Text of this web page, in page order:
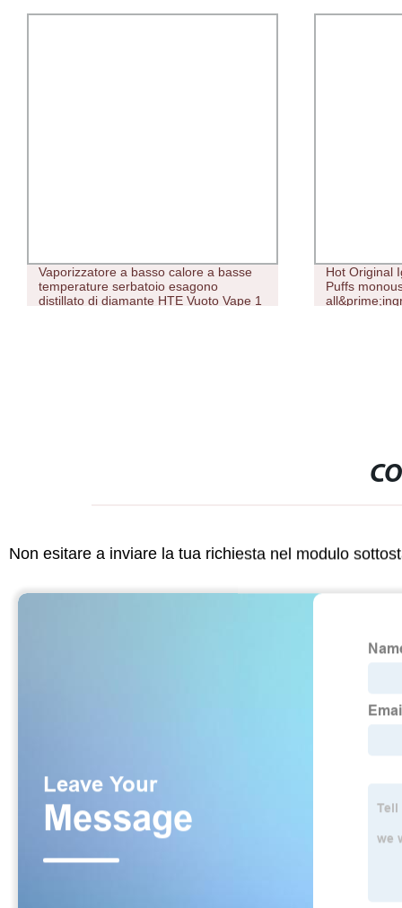
Vaporizzatore a basso calore a basse
temperature serbatoio esagono
distillato di diamante HTE Vuoto Vape 1
Hot Original
Puffs
Non esitare a inviare la tua richiesta nel modulo